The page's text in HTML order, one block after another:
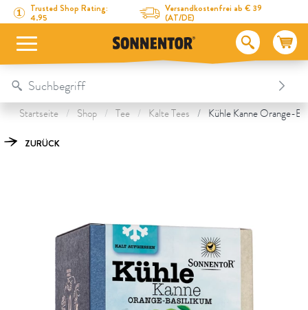
Direkt zum Inhalt
Zum Inhaltsverzeichnis
Direkt zum Menü
Trusted Shop Rating:
4.95
Versandkostenfrei ab € 39
(AT/DE)
Table Of Content
Kühle Kanne Orange-Basilikum Tee
Das könnte Dich auch interessieren
Startseite Shop Tee Kalte Tees Kühle Kanne Orange-
ZURÜCK